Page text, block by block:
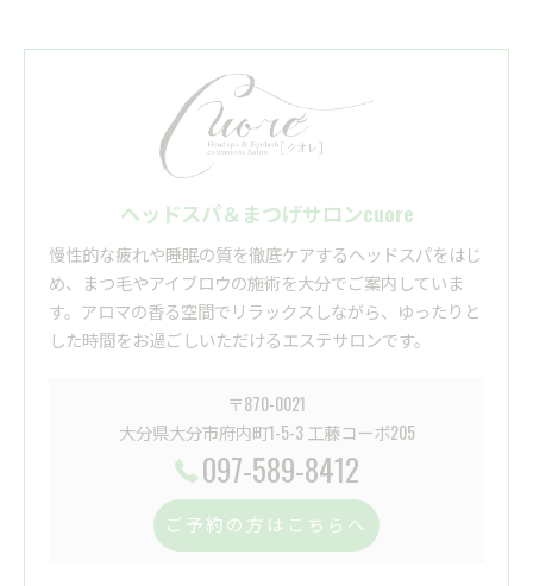
ヘッドスパ＆まつげサロンcuore
慢性的な疲れや睡眠の質を徹底ケアするヘッドスパをはじ
め、まつ毛やアイブロウの施術を大分でご案内していま
す。アロマの香る空間でリラックスしながら、ゆったりと
した時間をお過ごしいただけるエステサロンです。
〒870-0021
大分県大分市府内町1-5-3 工藤コーポ205
097-589-8412
ご予約の方はこちらへ